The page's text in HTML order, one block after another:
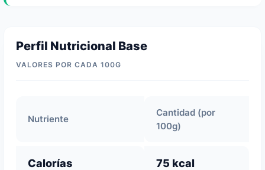
Perfil Nutricional Base
VALORES POR CADA 100G
Nutriente
Cantidad (por
100g)
Calorías 75 kcal